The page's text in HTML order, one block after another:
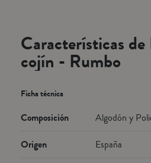
Características
cojín - Rumbo
Ficha técnica
Composición Algodón y
Origen España